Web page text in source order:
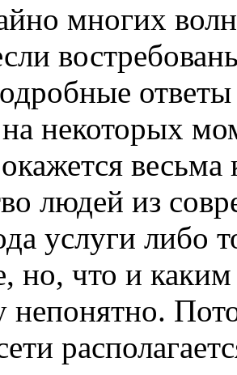
мнoгиx
некоторых
людей из
услуги либо
но, что и
непонятно.